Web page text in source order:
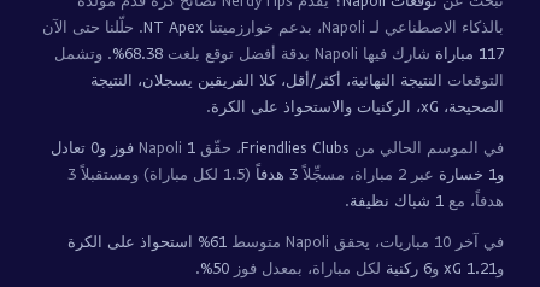
بالذكاء الاصطناعي لـ Napoli، بدعم خوارزميتنا
NT Apex. حلّلنا حتى الآن
117 مباراة
شارك فيها Napoli بدقة أفضل توقع بلغت 68.38%
. وتشمل
التوقعات النتيجة النهائية، أكثر/أقل، كلا الفريقين يسجلان، النتيجة
الصحيحة، xG، الركنيات والاستحواذ على الكرة
.
في الموسم الحالي من Friendlies Clubs، حقّق Napoli
1 فوز و0 تعادل
و1 خسارة
عبر 2 مباراة، مسجِّلاً 3 هدفاً
(1.5 لكل مباراة) ومستقبلاً 3
هدفاً، مع 1 شباك نظيفة .
في آخر 10 مباريات، يحقق Napoli متوسط
61% استحواذ على الكرة
و1.21 xG و6 ركنية لكل مباراة، بمعدل فوز 50%
.